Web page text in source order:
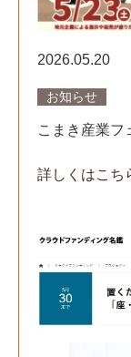
2026.05.20
お知らせ
こまき産業フ
詳しくはこち